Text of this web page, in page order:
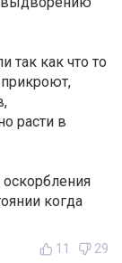
так как что то
расти в
когда
11 29